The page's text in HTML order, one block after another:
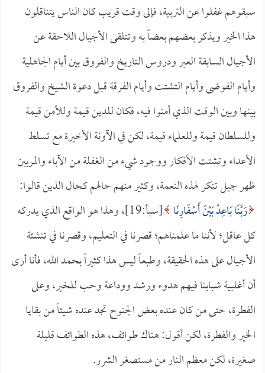
سبقوهم غفلوا عن التربية، فإلى وقت قريب كان الناس يتناقلون
هذا الخير ويذكر بعضهم بعضاً به وتتلقى الأجيال اللاحقة عن
الأجيال السابقة العبر ودروس التاريخ والفروق بين أيام الجاهلية
وأيام الفوضى وأيام التشتت وأيام الفرقة قبل دعوة الشيخ والفروق
بينها وبين الوقت الذي أمنوا فيه، فكان للدين قيمة وللأمن قيمة
وللسلطان قيمة وللعلماء قيمة، لكن في الآونة الأخيرة مع تسلط
الأعداء وتشتت الأفكار ووجود شيء من الغفلة من الآباء والمربين
ظهر جيل تنكر لهذه النعمة، وكثير منهم حالهم كحال الذين قالوا:
رَبَّنَا بَاعِدْ بَيْنَ أَسْفَارِنَا
[سبأ:19]، وهذا هو الواقع الذي يدركه
كل عاقل؛ لأننا ما علمناهم؛ قصرنا في التعليم، وقصرنا في تنشئة
الأجيال على هذه الحقيقة، وطبعاً ليس هذا كثيراً بحمد الله، فأنا أرى
أن أغلبية شبابنا فيهم هدوء ورشد ووداعة وحب للخير، وعلى
الفطرة، حتى من كان عنده بعض الجنوح تجد عنده شيئاً من بقايا
الخير والفطرة، لكن أقول: هناك طوائف، هذه الطوائف قليلة
صغيرة، لكن معظم النار من مستصغر الشرر.